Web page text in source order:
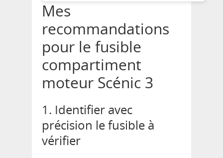
Mes
recommandations
pour le fusible
compartiment
moteur Scénic 3
1. Identifier avec
précision le fusible à
vérifier